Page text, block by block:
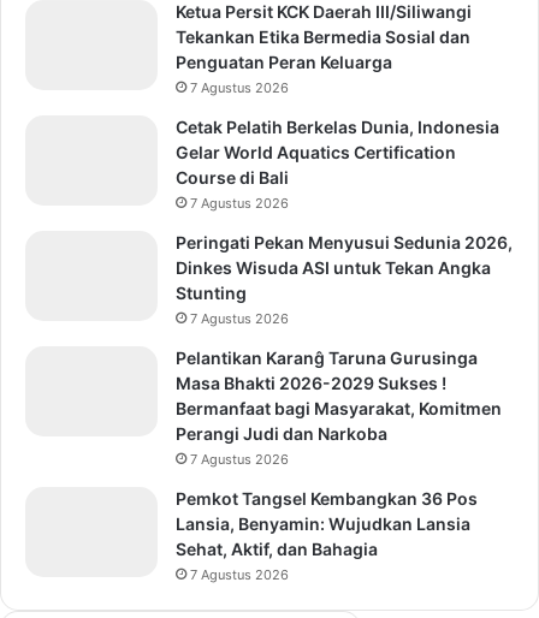
Ketua Persit KCK Daerah III/Siliwangi
Tekankan Etika Bermedia Sosial dan
Penguatan Peran Keluarga
7 Agustus 2026
Cetak Pelatih Berkelas Dunia, Indonesia
Gelar World Aquatics Certification
Course di Bali
7 Agustus 2026
Peringati Pekan Menyusui Sedunia 2026,
Dinkes Wisuda ASI untuk Tekan Angka
Stunting
7 Agustus 2026
Pelantikan Karanĝ Taruna Gurusinga
Masa Bhakti 2026-2029 Sukses !
Bermanfaat bagi Masyarakat, Komitmen
Perangi Judi dan Narkoba
7 Agustus 2026
Pemkot Tangsel Kembangkan 36 Pos
Lansia, Benyamin: Wujudkan Lansia
Sehat, Aktif, dan Bahagia
7 Agustus 2026